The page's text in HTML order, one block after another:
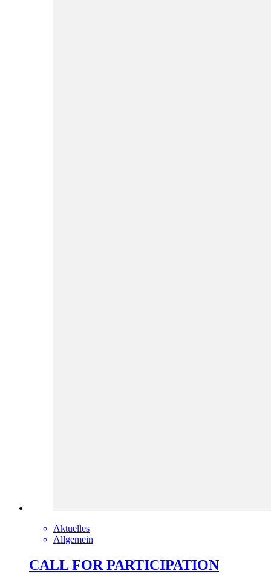
Aktuelles
Allgemein
CALL FOR PARTICIPATION